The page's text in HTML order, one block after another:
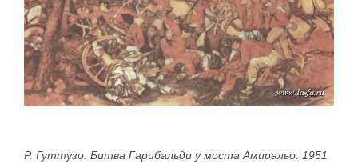
Р. Гуттузо. Битва Гарибальди у моста Амиральо. 1951